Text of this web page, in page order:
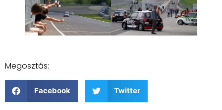
Megosztás:
Facebook Twitter